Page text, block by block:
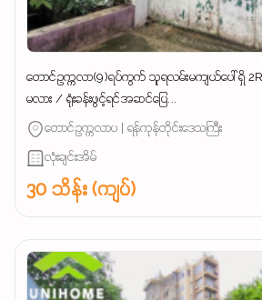
တောင်ဥက္ကလာ(9)ရပ်ကွက် သူရလမ်းမကျယ်ပေါ် ရှိ 2RC လေးဌားပါမည် လူနေ
မလား / ရုံးခန်းဖွင့်ရင်အဆင်ပြေ...
တောင်ဥက္ကလာပ | ရန်ကုန်တိုင်းဒေသကြီး
လုံးချင်းအိမ်
30 သိန်း (ကျပ်)